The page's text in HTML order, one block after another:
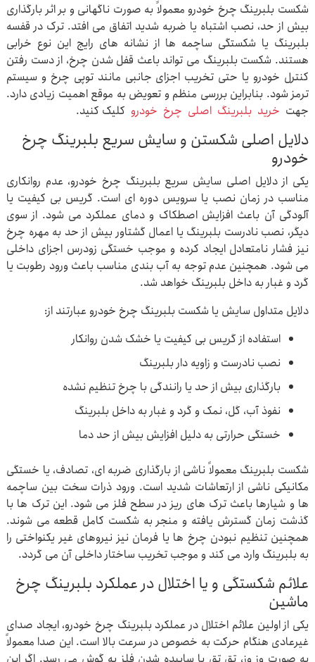
شکست بلبرینگ چرخ خودرو معمولاً به صورت ناگهانی و بر اثر بارگذاری
بیش از حد، نصب اشتباه یا ضربه شدید اتفاق می افتد. ترک در قفسه
بلبرینگ یا شکستگی ساچمه ها از نشانه های رایج این نوع خرابی
هستند. شکست بلبرینگ می تواند باعث قفل شدن چرخ، از دست رفتن
کنترل خودرو یا حتی تخریب اجزای جانبی مانند توپی چرخ و سیستم
ترمز شود. بنابراین بررسی منظم و تعویض به موقع اهمیت زیادی دارد.
جهت خرید بلبرینگ اصلی چرخ خودرو کلیک کنید.
دلایل اصلی شکستن و سایش سریع بلبرینگ چرخ
خودرو
یکی از دلایل اصلی سایش سریع بلبرینگ چرخ خودرو، عدم روانکاری
مناسب در زمان نصب یا سرویس دوره ای است. گریس بی کیفیت یا
آلودگی آن باعث افزایش اصطکاک و دمای عملکرد می شود. از سوی
دیگر، نصب نادرست بلبرینگ یا اعمال گشتاور بیش از حد به مهره چرخ
نیز فشار نامتعادل ایجاد کرده و موجب خستگی زودرس اجزای داخلی
می شود. همچنین عدم توجه به آب بندی مناسب باعث ورود رطوبت یا
گرد و غبار به داخل بلبرینگ خواهد شد.
دلایل متداول سایش یا شکست بلبرینگ چرخ خودرو عبارتند از:
استفاده از گریس بی کیفیت یا خشک شدن روانکار
نصب نادرست و زاویه دار بلبرینگ
بارگذاری بیش از حد یا رانندگی با چرخ تنظیم نشده
نفوذ آب، گل، نمک و گرد و غبار به داخل بلبرینگ
خستگی حرارتی به دلیل افزایش بیش از حد دما
شکست بلبرینگ معمولاً ناشی از بارگذاری ضربه ای، تصادف، یا خستگی
مکانیکی ناشی از ارتعاشات شدید است. ورود ذرات سخت بین ساچمه
ها و شیارها باعث ترک های ریز در سطح فلز می شود. این ترک ها با
گذشت زمان گسترش یافته و منجر به شکست کامل قطعه می شوند.
همچنین تنظیم نبودن چرخ ها یا فرمان نیز نیروهای غیر یکنواختی را
به بلبرینگ وارد می کند و موجب تخریب ساختار داخلی آن می گردد.
علائم شکستگی و یا اختلال در عملکرد بلبرینگ چرخ
ماشین
یکی از اولین علائم اختلال در عملکرد بلبرینگ چرخ خودرو، ایجاد صدای
غیرعادی هنگام حرکت به خصوص در سرعت بالا است. این صدا معمولاً